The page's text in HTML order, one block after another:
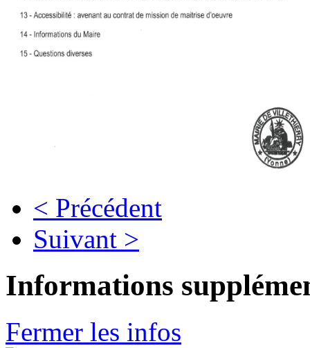
< Précédent
Suivant >
Informations
Fermer les infos